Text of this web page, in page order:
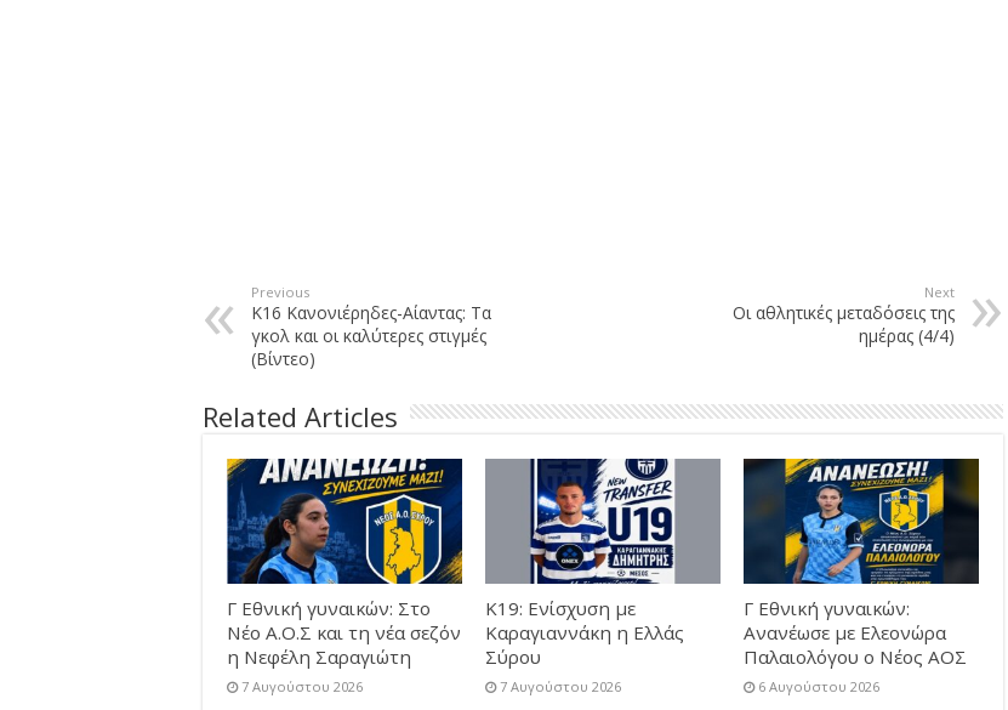
Previous
Κ16 Κανονιέρηδες-Αίαντας: Τα
γκολ και οι καλύτερες στιγμές
(Βίντεο)
Next
Οι αθλητικές μεταδόσεις της
ημέρας (4/4)
Related Articles
Γ Εθνική γυναικών: Στο
Νέο Α.Ο.Σ και τη νέα σεζόν
η Νεφέλη Σαραγιώτη
7 Αυγούστου 2026
Κ19: Ενίσχυση με
Καραγιαννάκη η Ελλάς
Σύρου
7 Αυγούστου 2026
Γ Εθνική γυναικών:
Ανανέωσε με Ελεονώρα
Παλαιολόγου ο Νέος ΑΟΣ
6 Αυγούστου 2026